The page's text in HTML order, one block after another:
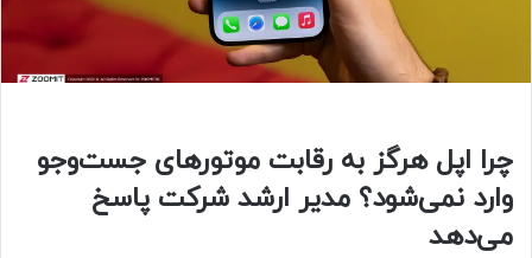
چرا اپل هرگز به رقابت موتورهای جست‌وجو
وارد نمی‌شود؟ مدیر ارشد شرکت پاسخ
می‌دهد